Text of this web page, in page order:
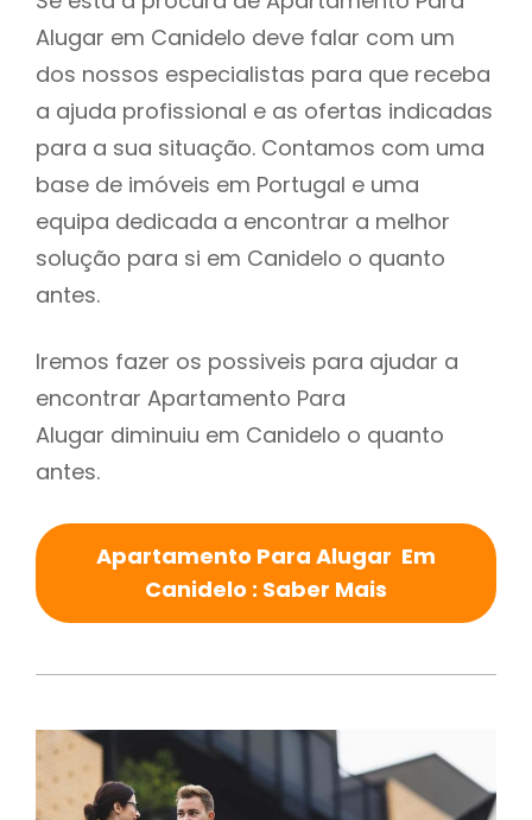
Alugar em Canidelo deve falar com um
dos nossos especialistas para que receba
a ajuda profissional e as ofertas indicadas
para a sua situação. Contamos com uma
base de imóveis em Portugal e uma
equipa dedicada a encontrar a melhor
solução para si em Canidelo o quanto
antes.
Iremos fazer os possiveis para ajudar a
encontrar Apartamento Para
Alugar diminuiu em Canidelo o quanto
antes.
Apartamento Para Alugar Em
Canidelo : Saber Mais